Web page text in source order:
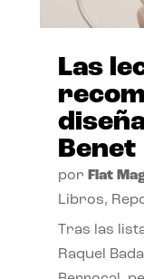
Las
Benet
por Flat
Libros,
Tras las
Raquel